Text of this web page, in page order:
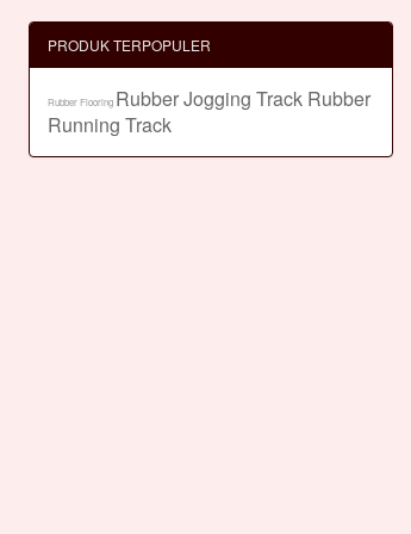
PRODUK TERPOPULER
Rubber Flooring Rubber Jogging Track Rubber
Running Track